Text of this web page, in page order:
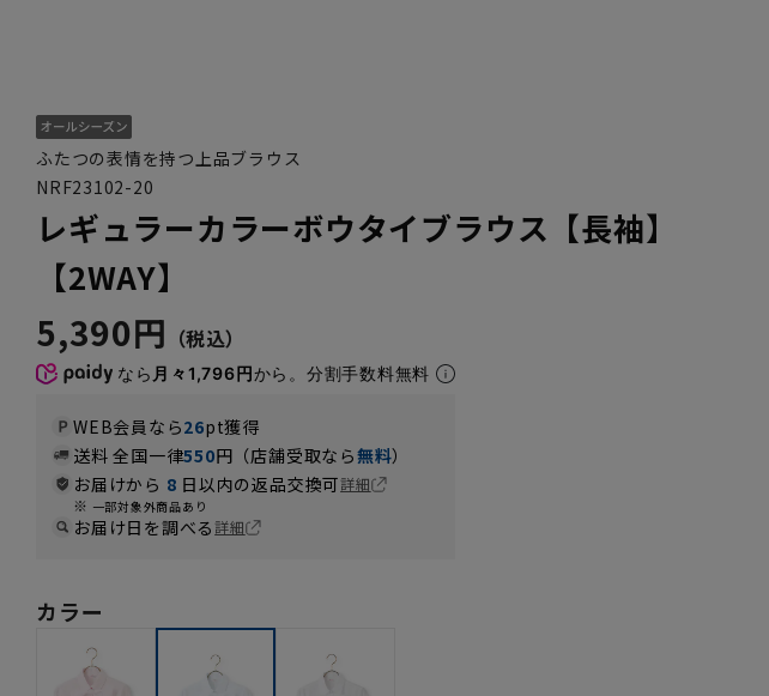
ふたつの表情を持つ上品ブラウス
NRF23102-20
レギュラーカラーボウタイブラウス【長袖】
【2WAY】
5,390円
なら 月々1,796円から。分割手数料無料
WEB会員なら26pt獲得
送料 全国一律550円（店舗受取なら無料）
お届けから 8 日以内の返品交換可詳細
一部対象外商品あり
お届け日を調べる詳細
カラー